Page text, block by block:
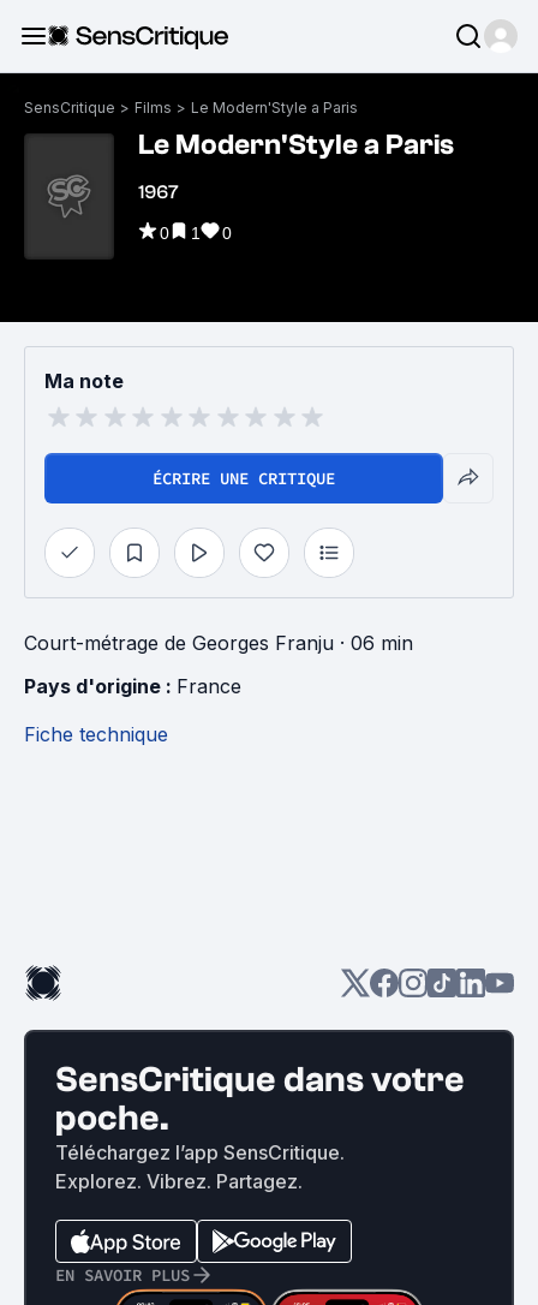
SensCritique > Films > Le Modern'Style a Paris
Le Modern'Style a Paris
1967
0 1 0
Ma note
ÉCRIRE UNE CRITIQUE
Court-métrage de Georges Franju · 06 min
Pays d'origine : France
Fiche technique
SensCritique dans votre
poche.
Téléchargez l’app SensCritique.
Explorez. Vibrez. Partagez.
EN SAVOIR PLUS